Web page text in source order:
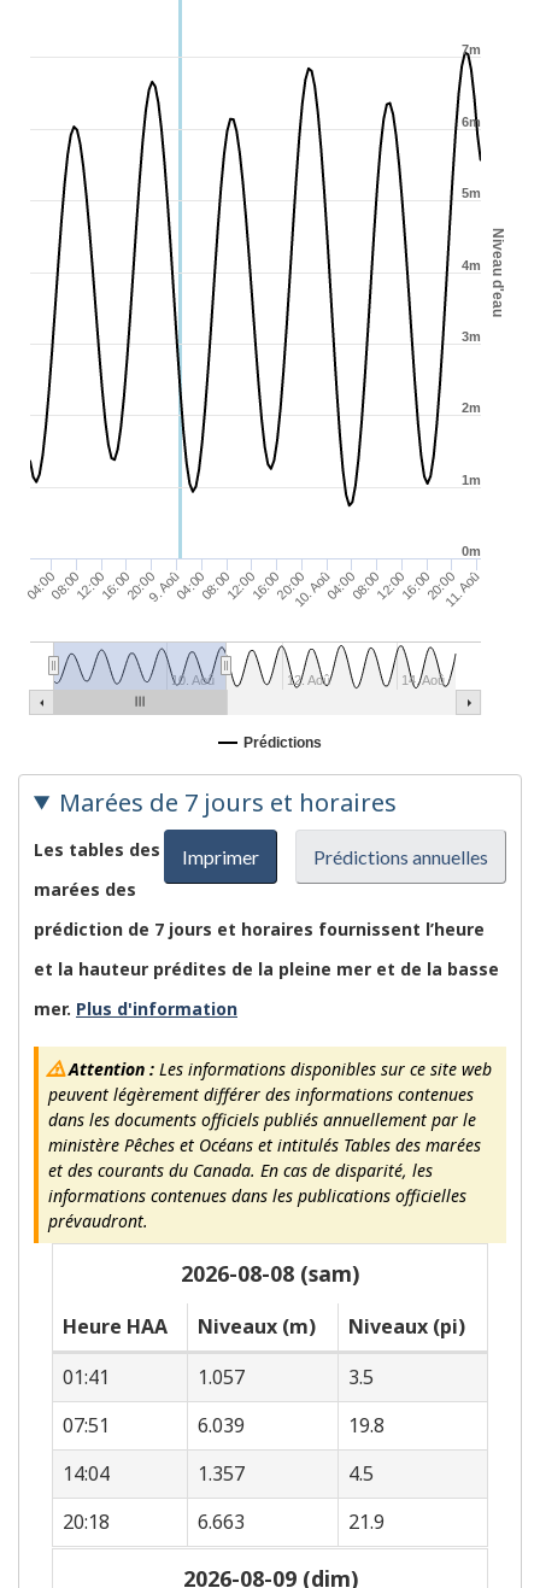
Niveau d'eau
04:0008:0012:0016:0020:009. Aoû04:0008:0012:0016:0020:0010. Aoû04:0008:0012:0016:0020:0011. Aoû
10. Aoû 12. Aoû 14. Aoû
0m
1m
2m
3m
4m
5m
6m
7m
Prédictions
Marées de 7 jours et horaires
Imprimer Prédictions annuelles
Les tables des
marées des
prédiction de 7 jours et horaires fournissent l’heure
et la hauteur prédites de la pleine mer et de la basse
mer. Plus d'information
Attention :Les informations disponibles sur ce site web
peuvent légèrement différer des informations contenues
dans les documents officiels publiés annuellement par le
ministère Pêches et Océans et intitulés Tables des marées
et des courants du Canada. En cas de disparité, les
informations contenues dans les publications officielles
prévaudront.
2026-08-08 (sam)
Heure HAA Niveaux (m)
Niveaux (pi)
01:41
1.057
3.5
07:51
6.039
19.8
14:04
1.357
4.5
20:18
6.663 21.9
2026-08-09 (dim)